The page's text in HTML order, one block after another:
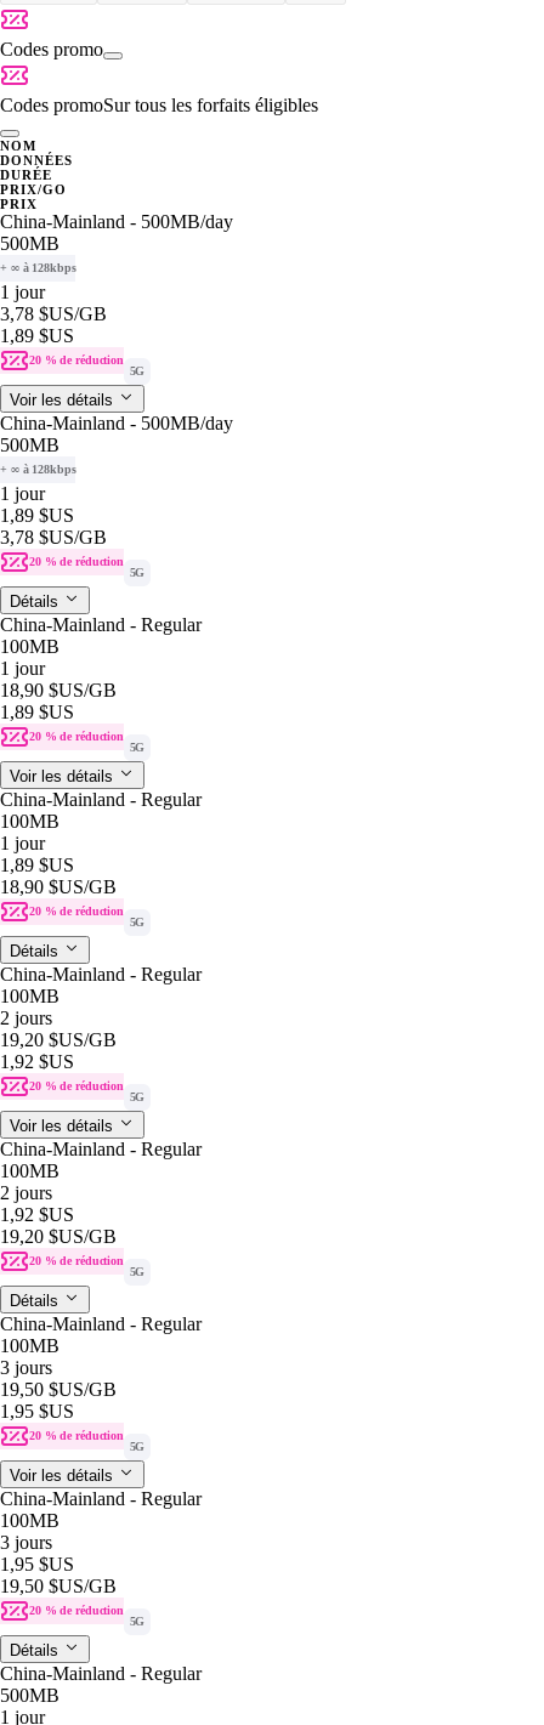
Codes promo
Codes promoSur tous les forfaits éligibles
NOM
DONNÉES
DURÉE
PRIX/GO
PRIX
China-Mainland - 500MB/day
500MB
+ ∞ à 128kbps
1 jour
3,78 $US/GB
1,89 $US
20 % de réduction
5G
Voir les détails
China-Mainland - 500MB/day
500MB
+ ∞ à 128kbps
1 jour
1,89 $US
3,78 $US/GB
20 % de réduction
5G
Détails
China-Mainland - Regular
100MB
1 jour
18,90 $US/GB
1,89 $US
20 % de réduction
5G
Voir les détails
China-Mainland - Regular
100MB
1 jour
1,89 $US
18,90 $US/GB
20 % de réduction
5G
Détails
China-Mainland - Regular
100MB
2 jours
19,20 $US/GB
1,92 $US
20 % de réduction
5G
Voir les détails
China-Mainland - Regular
100MB
2 jours
1,92 $US
19,20 $US/GB
20 % de réduction
5G
Détails
China-Mainland - Regular
100MB
3 jours
19,50 $US/GB
1,95 $US
20 % de réduction
5G
Voir les détails
China-Mainland - Regular
100MB
3 jours
1,95 $US
19,50 $US/GB
20 % de réduction
5G
Détails
China-Mainland - Regular
500MB
1 jour